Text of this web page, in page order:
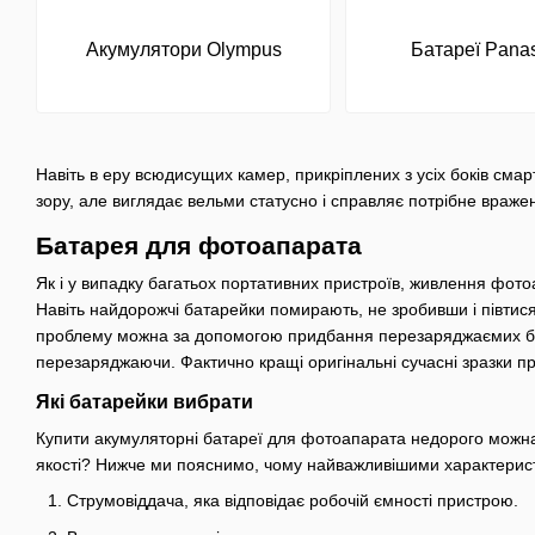
Навіть в еру всюдисущих камер, прикріплених з усіх боків
зору, але виглядає вельми статусно і справляє потрібне
Батарея для фотоапарата
Як і у випадку багатьох портативних пристроїв, живлення
Навіть найдорожчі батарейки помирають, не зробивши і
проблему можна за допомогою придбання перезаряджаємих
перезаряджаючи. Фактично кращі оригінальні сучасні зразки
Які батарейки вибрати
Купити акумуляторні батареї для фотоапарата недорого
якості? Нижче ми пояснимо, чому найважливішими
Струмовіддача, яка відповідає робочій ємності пристрою.
Акумулятори Olympus Батареї